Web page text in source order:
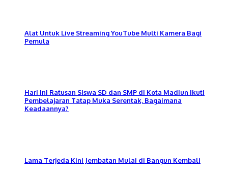
Alat Untuk Live Streaming YouTube Multi Kamera Bagi
Pemula
Hari ini Ratusan Siswa SD dan SMP di Kota Madiun Ikuti
Pembelajaran Tatap Muka Serentak, Bagaimana
Keadaannya?
Lama Terjeda Kini Jembatan Mulai di Bangun Kembali